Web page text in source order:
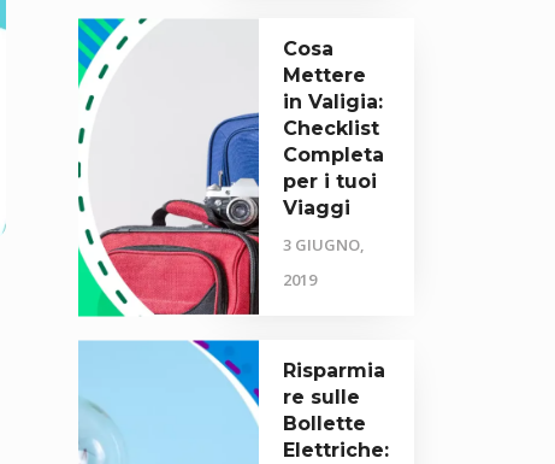
Cosa
Mettere
in Valigia:
Checklist
Completa
per i tuoi
Viaggi
3 GIUGNO,
2019
Risparmia
re sulle
Bollette
Elettriche: